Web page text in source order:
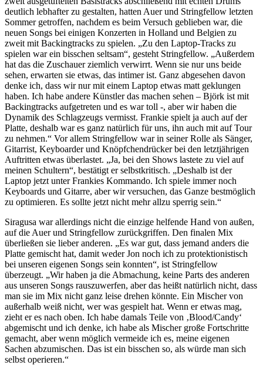
deutlich lebhafter zu gestalten, hatten Auer und Stringfellow letzten
Sommer getroffen, nachdem es beim Versuch geblieben war, die
neuen Songs bei einigen Konzerten in Holland und Belgien zu
zweit mit Backingtracks zu spielen. „Zu den Laptop-Tracks zu
spielen war ein bisschen seltsam“, gesteht Stringfellow. „Außerdem
hat das die Zuschauer ziemlich verwirrt. Wenn sie nur uns beide
sehen, erwarten sie etwas, das intimer ist. Ganz abgesehen davon
denke ich, dass wir nur mit einem Laptop etwas matt geklungen
haben. Ich habe andere Künstler das machen sehen – Björk ist mit
Backingtracks aufgetreten und es war toll -, aber wir haben die
Dynamik des Schlagzeugs vermisst. Frankie spielt ja auch auf der
Platte, deshalb war es ganz natürlich für uns, ihn auch mit auf Tour
zu nehmen.“ Vor allem Stringfellow war in seiner Rolle als Sänger,
Gitarrist, Keyboarder und Knöpfchendrücker bei den letztjährigen
Auftritten etwas überlastet. „Ja, bei den Shows lastete zu viel auf
meinen Schultern“, bestätigt er selbstkritisch. „Deshalb ist der
Laptop jetzt unter Frankies Kommando. Ich spiele immer noch
Keyboards und Gitarre, aber wir versuchen, das Ganze bestmöglich
zu optimieren. Es sollte jetzt nicht mehr allzu sperrig sein.“
Siragusa war allerdings nicht die einzige helfende Hand von außen,
auf die Auer und Stringfellow zurückgriffen. Den finalen Mix
überließen sie lieber anderen. „Es war gut, dass jemand anders die
Platte gemischt hat, damit weder Jon noch ich zu protektionistisch
bei unseren eigenen Songs sein konnten“, ist Stringfellow
überzeugt. „Wir haben ja die Abmachung, keine Parts des anderen
aus unseren Songs rauszuwerfen, aber das heißt natürlich nicht, dass
man sie im Mix nicht ganz leise drehen könnte. Ein Mischer von
außerhalb weiß nicht, wer was gespielt hat. Wenn er etwas mag,
zieht er es nach oben. Ich habe damals Teile von ‚Blood/Candy‘
abgemischt und ich denke, ich habe als Mischer große Fortschritte
gemacht, aber wenn möglich vermeide ich es, meine eigenen
Sachen abzumischen. Das ist ein bisschen so, als würde man sich
selbst operieren.“